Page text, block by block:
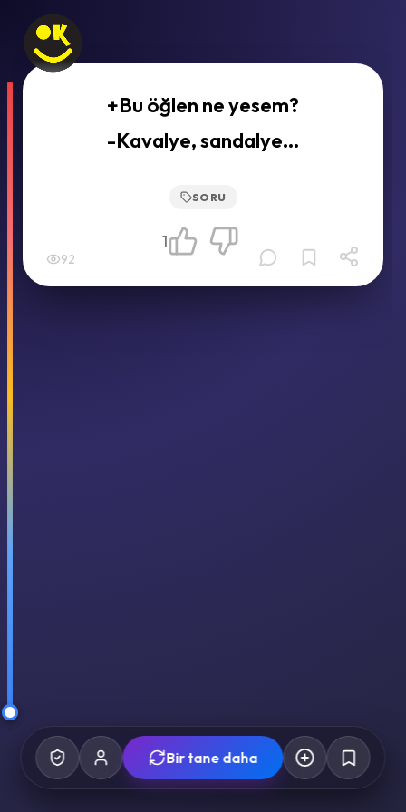
+Bu öğlen ne yesem?
-Kavalye, sandalye...
SORU
92
1
Bir tane daha